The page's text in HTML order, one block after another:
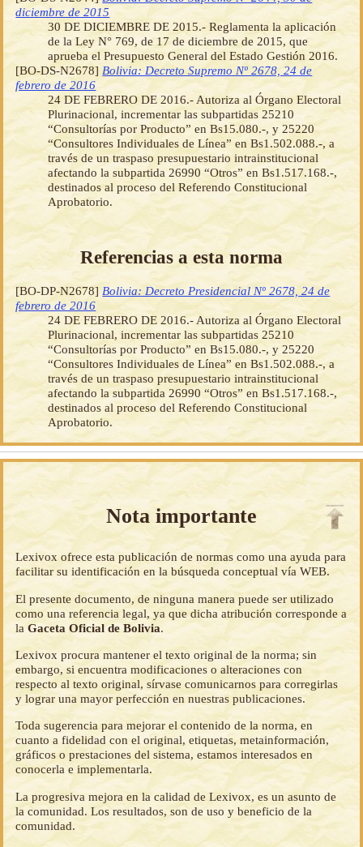
diciembre de 2015
30 DE DICIEMBRE DE 2015.- Reglamenta la aplicación
de la Ley N° 769, de 17 de diciembre de 2015, que
aprueba el Presupuesto General del Estado Gestión 2016.
[BO-DS-N2678] Bolivia: Decreto Supremo Nº 2678, 24 de
febrero de 2016
24 DE FEBRERO DE 2016.- Autoriza al Órgano Electoral
Plurinacional, incrementar las subpartidas 25210
“Consultorías por Producto” en Bs15.080.-, y 25220
“Consultores Individuales de Línea” en Bs1.502.088.-, a
través de un traspaso presupuestario intrainstitucional
afectando la subpartida 26990 “Otros” en Bs1.517.168.-,
destinados al proceso del Referendo Constitucional
Aprobatorio.
Referencias a esta norma
[BO-DP-N2678] Bolivia: Decreto Presidencial Nº 2678, 24 de
febrero de 2016
24 DE FEBRERO DE 2016.- Autoriza al Órgano Electoral
Plurinacional, incrementar las subpartidas 25210
“Consultorías por Producto” en Bs15.080.-, y 25220
“Consultores Individuales de Línea” en Bs1.502.088.-, a
través de un traspaso presupuestario intrainstitucional
afectando la subpartida 26990 “Otros” en Bs1.517.168.-,
destinados al proceso del Referendo Constitucional
Aprobatorio.
Nota importante
Lexivox ofrece esta publicación de normas como una ayuda para
facilitar su identificación en la búsqueda conceptual vía WEB.
El presente documento, de ninguna manera puede ser utilizado
como una referencia legal, ya que dicha atribución corresponde a
laGaceta Oficial de Bolivia.
Lexivox procura mantener el texto original de la norma; sin
embargo, si encuentra modificaciones o alteraciones con
respecto al texto original, sírvase comunicarnos para corregirlas
y lograr una mayor perfección en nuestras publicaciones.
Toda sugerencia para mejorar el contenido de la norma, en
cuanto a fidelidad con el original, etiquetas, metainformación,
gráficos o prestaciones del sistema, estamos interesados en
conocerla e implementarla.
La progresiva mejora en la calidad de Lexivox, es un asunto de
la comunidad. Los resultados, son de uso y beneficio de la
comunidad.